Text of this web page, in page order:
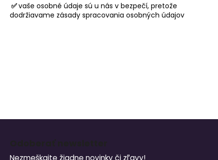
✅vaše osobné údaje sú u nás v bezpečí, pretože
dodržiavame zásady spracovania osobných údajov
PSOV
-
Nezmeškajte žiadne novinky či zľavy!